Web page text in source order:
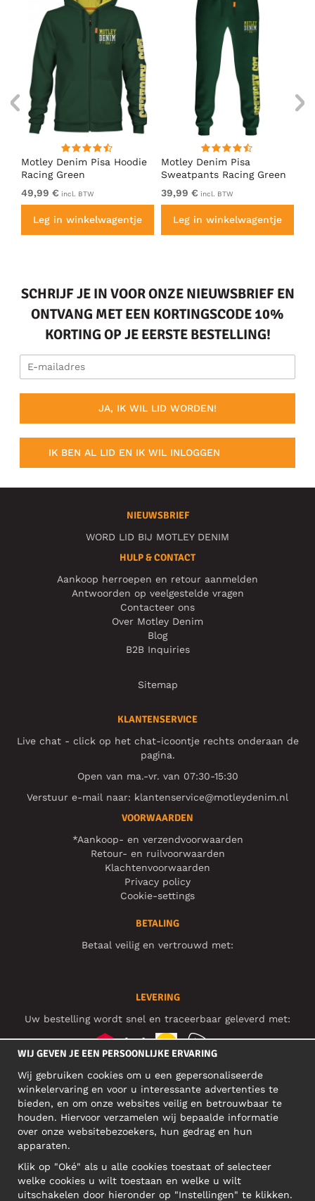
Motley Denim Pisa Hoodie
Racing Green
49,99 € incl. BTW
Leg in winkelwagentje
Motley Denim Pisa
Sweatpants Racing Green
39,99 € incl. BTW
Leg in winkelwagentje
SCHRIJF JE IN VOOR ONZE NIEUWSBRIEF EN
ONTVANG MET EEN KORTINGSCODE 10%
KORTING OP JE EERSTE BESTELLING!
JA, IK WIL LID WORDEN!
IK BEN AL LID EN IK WIL INLOGGEN
NIEUWSBRIEF
WORD LID BIJ MOTLEY DENIM
HULP & CONTACT
Aankoop herroepen en retour aanmelden
Antwoorden op veelgestelde vragen
Contacteer ons
Over Motley Denim
Blog
B2B Inquiries
Sitemap
KLANTENSERVICE
Live chat - click op het chat-icoontje rechts onderaan de
pagina.
Open van ma.-vr. van 07:30-15:30
Verstuur e-mail naar: klantenservice@motleydenim.nl
VOORWAARDEN
*Aankoop- en verzendvoorwaarden
Retour- en ruilvoorwaarden
Klachtenvoorwaarden
Privacy policy
Cookie-settings
BETALING
Betaal veilig en vertrouwd met:
LEVERING
Uw bestelling wordt snel en traceerbaar geleverd met:
SOCIAL MEDIA
BEDRIJFSADRES
Narva mnt 5, EE-10117 Tallinn
Reg: 12356245
WIJ GEVEN JE EEN PERSOONLIJKE ERVARING
Wij gebruiken cookies om u een gepersonaliseerde
winkelervaring en voor u interessante advertenties te
bieden, en om onze websites veilig en betrouwbaar te
houden. Hiervoor verzamelen wij bepaalde informatie
over onze websitebezoekers, hun gedrag en hun
apparaten.
Klik op "Oké" als u alle cookies toestaat of selecteer
welke cookies u wilt toestaan en welke u wilt
uitschakelen door hieronder op "Instellingen" te klikken.